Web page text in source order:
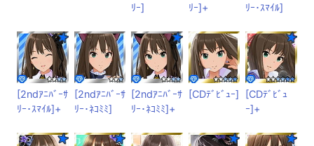
ﾘｰ]
ﾘｰ]+
ﾘｰ･ｽﾏｲﾙ]
[2ndｱﾆﾊﾞｰｻ
ﾘｰ･ｽﾏｲﾙ]+
[2ndｱﾆﾊﾞｰｻ
ﾘｰ･ﾈｺﾐﾐ]
[2ndｱﾆﾊﾞｰｻ
ﾘｰ･ﾈｺﾐﾐ]+
[CDﾃﾞﾋﾞｭｰ]
[CDﾃﾞﾋﾞｭ
ｰ]+